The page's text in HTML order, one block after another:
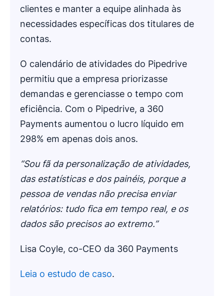
clientes e manter a equipe alinhada às
necessidades específicas dos titulares de
contas.
O calendário de atividades do Pipedrive
permitiu que a empresa priorizasse
demandas e gerenciasse o tempo com
eficiência. Com o Pipedrive, a 360
Payments aumentou o lucro líquido em
298% em apenas dois anos.
“Sou fã da personalização de atividades,
das estatísticas e dos painéis, porque a
pessoa de vendas não precisa enviar
relatórios: tudo fica em tempo real, e os
dados são precisos ao extremo.”
Lisa Coyle, co-CEO da 360 Payments
Leia o estudo de caso.